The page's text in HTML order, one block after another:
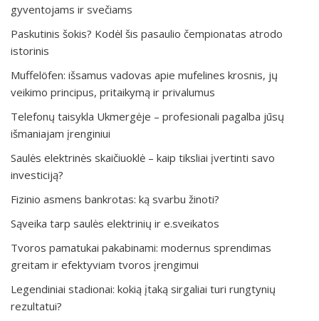
gyventojams ir svečiams
Paskutinis šokis? Kodėl šis pasaulio čempionatas atrodo
istorinis
Muffelöfen: išsamus vadovas apie mufelines krosnis, jų
veikimo principus, pritaikymą ir privalumus
Telefonų taisykla Ukmergėje – profesionali pagalba jūsų
išmaniajam įrenginiui
Saulės elektrinės skaičiuoklė – kaip tiksliai įvertinti savo
investiciją?
Fizinio asmens bankrotas: ką svarbu žinoti?
Sąveika tarp saulės elektrinių ir e.sveikatos
Tvoros pamatukai pakabinami: modernus sprendimas
greitam ir efektyviam tvoros įrengimui
Legendiniai stadionai: kokią įtaką sirgaliai turi rungtynių
rezultatui?